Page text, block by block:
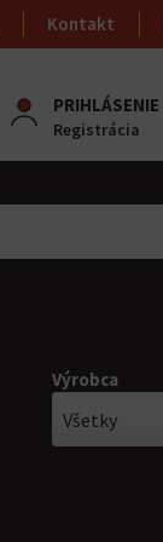
Kontakt
PRIHLÁSENIE
Registrácia
Výrobca
Všetky